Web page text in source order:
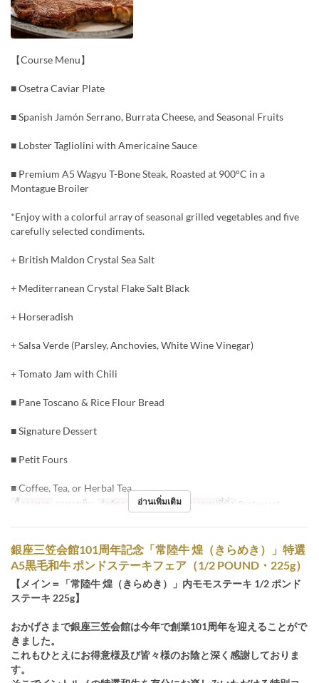
【Course Menu】
■ Osetra Caviar Plate
■ Spanish Jamón Serrano, Burrata Cheese, and Seasonal Fruits
■ Lobster Tagliolini with Americaine Sauce
■ Premium A5 Wagyu T-Bone Steak, Roasted at 900°C in a
Montague Broiler
*Enjoy with a colorful array of seasonal grilled vegetables and five
carefully selected condiments.
+ British Maldon Crystal Sea Salt
+ Mediterranean Crystal Flake Salt Black
+ Horseradish
+ Salsa Verde (Parsley, Anchovies, White Wine Vinegar)
+ Tomato Jam with Chili
■ Pane Toscano & Rice Flour Bread
■ Signature Dessert
■ Petit Fours
■ Coffee, Tea, or Herbal Tea
มื้ออาหาร อาหารเย็น จำกัดการสั่งซื้อ 3 ~ 8 หมวดหมู่ที่นั่ง Restaurant
อ่านเพิ่มเติม
銀座三笠会館101周年記念「常陸牛 煌（きらめき）」特選
A5黒毛和牛 ポンドステーキフェア（1/2 POUND・225g）
【メイン＝「常陸牛 煌（きらめき）」内モモステーキ 1/2 ポンド
ステーキ 225g】
おかげさまで銀座三笠会館は今年で創業101周年を迎えることがで
きました。
これもひとえにお得意様及び皆々様のお陰と深く感謝しておりま
す。